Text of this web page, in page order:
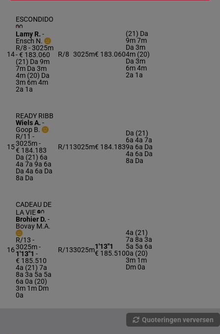
14
ESCONDIDO
Lamy R. -
Ensch N.
R/8 - 3025m
- € 183.060
(21) Da 9m
7m Da 3m
4m (20) Da
3m 6m 4m
2a 1a
R/8 3025m€ 183.060
(21) Da
9m 7m
Da 3m
4m (20)
Da 3m
6m 4m
2a 1a
15
READY RIBB
Wiels A. -
Goop B.
R/11 -
3025m-
€ 184.183
Da (21) 6a
4a 7a 9a 6a
Da 4a 6a Da
8a Da
R/113025m€ 184.183
Da (21)
6a 4a 7a
9a 6a Da
4a 6a Da
8a Da
16
CADEAU DE
LA VIE
Brohier D. -
Bovay M.A.
R/13 -
3025m-
1'13"1 -
€ 185.510
4a (21) 7a
8a 3a 5a 5a
6a 0a (20)
3m 1m Dm
0a
R/133025m1'13"1
€ 185.510
4a (21)
7a 8a 3a
5a 5a 6a
0a (20)
3m 1m
Dm 0a
Quoteringen verversen